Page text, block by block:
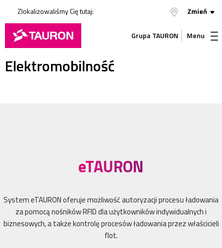
Zlokalizowaliśmy Cię tutaj: Zmień
Grupa TAURON Menu
Elektromobilność
eTAURON
System eTAURON oferuje możliwość autoryzacji procesu ładowania
za pomocą nośników RFID dla użytkowników indywidualnych i
biznesowych, a także kontrolę procesów ładowania przez właścicieli
flot.